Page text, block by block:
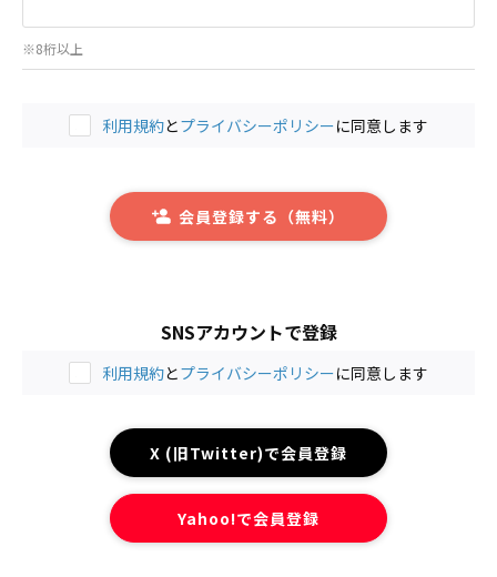
SNSアカウントで登録
利用規約とプライバシーポリシーに同意します
X (旧Twitter)で会員登録
Yahoo!で会員登録
※8桁以上
利用規約とプライバシーポリシーに同意します
会員登録する（無料）